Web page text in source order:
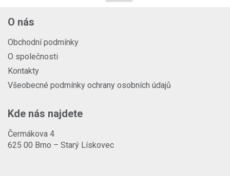
O nás
Obchodní podmínky
O společnosti
Kontakty
Všeobecné podmínky ochrany osobních údajů
Kde nás najdete
Čermákova 4
625 00 Brno – Starý Lískovec